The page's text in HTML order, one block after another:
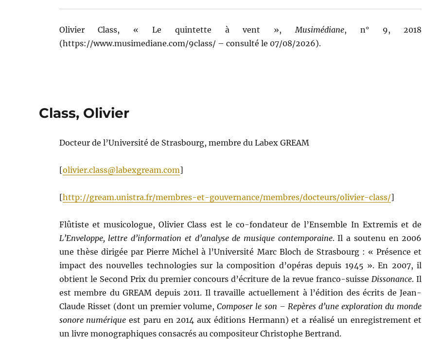
Olivier Class, « Le quintette à vent »,Musimédiane, n° 9, 2018
(https://www.musimediane.com/9class/ – consulté le 07/08/2026).
Class, Olivier
Docteur de l’Université de Strasbourg, membre du Labex GREAM
[olivier.class@labexgream.com]
[http://gream.unistra.fr/membres-et-gouvernance/membres/docteurs/olivier-class/]
Flûtiste et musicologue, Olivier Class est le co-fondateur de l’Ensemble In Extremis et de
L’Enveloppe, lettre d’information et d’analyse de musique contemporaine. Il a soutenu en 2006
une thèse dirigée par Pierre Michel à l’Université Marc Bloch de Strasbourg : « Présence et
impact des nouvelles technologies sur la composition d’opéras depuis 1945 ». En 2007, il
obtient le Second Prix du premier concours d’écriture de la revue franco-suisse Dissonance. Il
est membre du GREAM depuis 2011. Il travaille actuellement à l’édition des écrits de Jean-
Claude Risset (dont un premier volume,Composer le son – Repères d’une exploration du monde
sonore numérique est paru en 2014 aux éditions Hermann) et a réalisé un enregistrement et
un livre monographiques consacrés au compositeur Christophe Bertrand.